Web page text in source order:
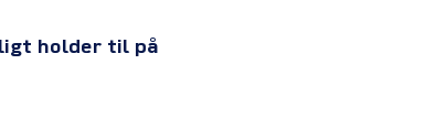
holder til på